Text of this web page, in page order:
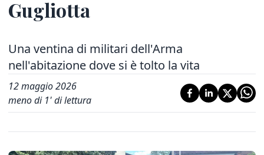
Gugliotta
Una ventina di militari dell'Arma
nell'abitazione dove si è tolto la vita
12 maggio 2026
meno di 1' di lettura